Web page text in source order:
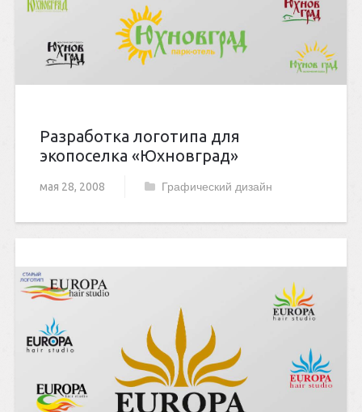
Разработка логотипа для
экопоселка «Юхновград»
мая 28, 2008 Графический дизайн